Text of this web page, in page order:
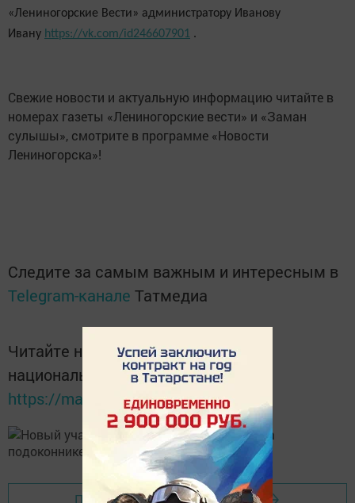
«Лениногорские Вести» администратору Иванову
Ивану https://vk.com/id246607901 .
Свежие новости и актуальную информацию читайте в
номерах газеты «Лениногорские вести» и «Заман
сулышы», смотрите в программе «Новости
Лениногорска»!
Следите за самым важным и интересным в
Telegram-канале Татмедиа
Читайте новости Татарстана в
национальном мессенджере MАХ:
https://max.ru/tatmedia